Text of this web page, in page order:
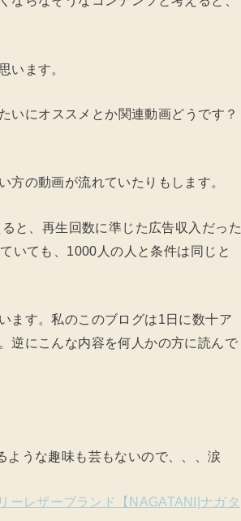
います。
いにオススメとか関連動画どうです？
の動画が流れていたりもします。
と、再生回数に準じた広告収入だった
いても、1000人の人と条件は同じと
ます。私のこのブログは1日に数十ア
逆にこんな内容を何人かの方に読んで
うな趣味も芸もないので、、、涙
ーレザーブランド【NAGATANI|ナガタ